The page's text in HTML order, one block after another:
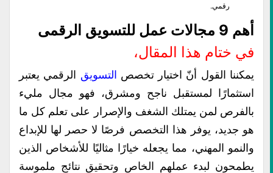
رقمي.
أهم 9 مجالات عمل للتسويق الرقمى
في ختام هذا المقال،
يمكننا القول أنّ اختيار تخصص التسويق الرقمي يعتبر
استثمارًا لمستقبل ناجح ومشرق، فهو مجال مليء
بالفرص لمن يمتلك الشغف والإصرار على تعلم كل ما
هو جديد، يوفر هذا التخصص فرصًا لا حصر لها للإبداع
والنمو المهني، مما يجعله خيارًا مثاليًا للأشخاص الذين
يطمحون لبدء عملهم الخاص وتحقيق نتائج ملموسة